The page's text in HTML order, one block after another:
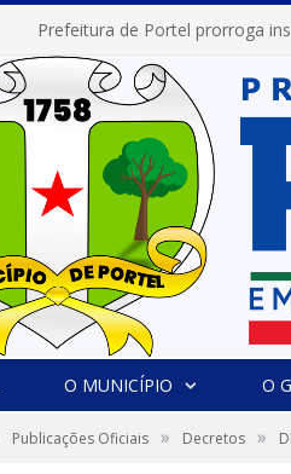
O MUNICÍPIO O
Publicações Oficiais » Decretos »